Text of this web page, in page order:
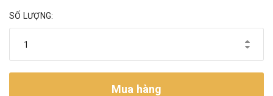
SỐ LƯỢNG:
Mua hàng